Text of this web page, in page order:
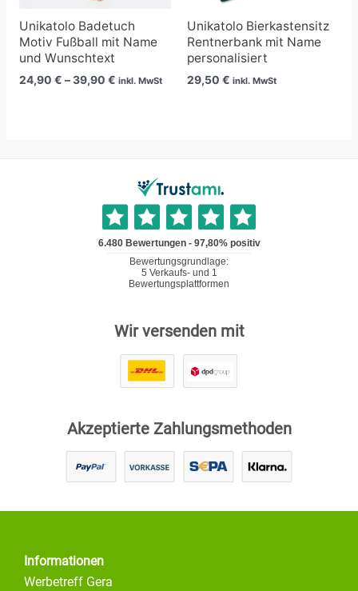
Unikatolo Badetuch
Motiv Fußball mit Name
und Wunschtext
24,90 € –39,90 € inkl. MwSt
Unikatolo Bierkastensitz
Rentnerbank mit Name
personalisiert
29,50 € inkl. MwSt
Wir versenden mit
Akzeptierte Zahlungsmethoden
Informationen
Werbetreff Gera